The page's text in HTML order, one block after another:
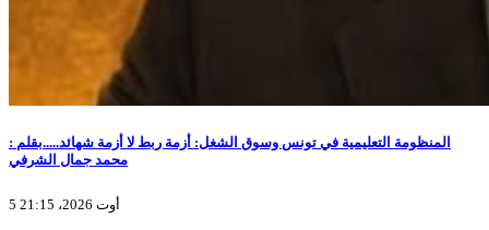
المنظومة التعليمية في تونس وسوق الشغل: أزمة ربط لا أزمة شهائد.....بقلم :
محمد جمال الشرفي
5 أوت 2026، 21:15